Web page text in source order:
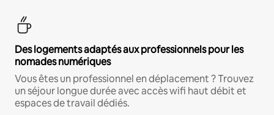
Des logements adaptés aux professionnels pour les
nomades numériques
Vous êtes un professionnel en déplacement ? Trouvez
un séjour longue durée avec accès wifi haut débit et
espaces de travail dédiés.